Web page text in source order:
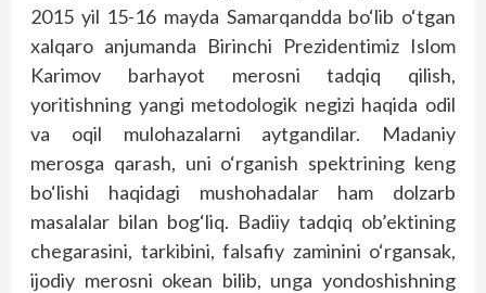
2015 yil 15-16 mayda Samarqandda bo‘lib o‘tgan
xalqaro anjumanda Birinchi Prezidentimiz Islom
Karimov barhayot merosni tadqiq qilish,
yoritishning yangi metodologik negizi haqida odil
va oqil mulohazalarni aytgandilar. Madaniy
merosga qarash, uni o‘rganish spektrining keng
bo‘lishi haqidagi mushohadalar ham dolzarb
masalalar bilan bog‘liq. Badiiy tadqiq ob’ektining
chegarasini, tarkibini, falsafiy zaminini o‘rgansak,
ijodiy merosni okean bilib, unga yondoshishning